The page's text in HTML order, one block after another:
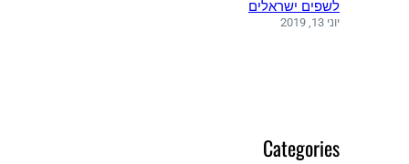
לשפים ישראלים
יוני 13, 2019
Categories